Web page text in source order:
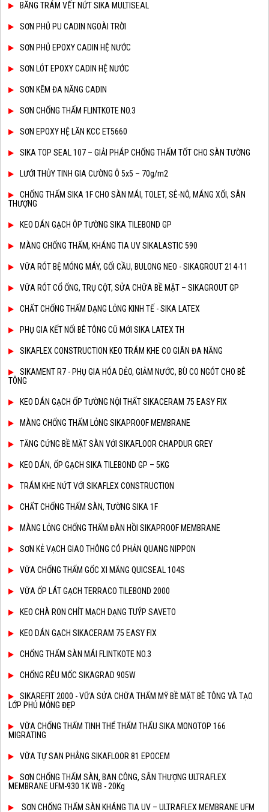
BĂNG TRÁM VẾT NỨT SIKA MULTISEAL
SƠN PHỦ PU CADIN NGOÀI TRỜI
SƠN PHỦ EPOXY CADIN HỆ NƯỚC
SƠN LÓT EPOXY CADIN HỆ NƯỚC
SƠN KẼM ĐA NĂNG CADIN
SƠN CHỐNG THẤM FLINTKOTE NO.3
SƠN EPOXY HỆ LĂN KCC ET5660
SIKA TOP SEAL 107 – GIẢI PHÁP CHỐNG THẤM TỐT CHO SÀN TƯỜNG
LƯỚI THỦY TINH GIA CƯỜNG Ô 5x5 – 70g/m2
CHỐNG THẤM SIKA 1F CHO SÀN MÁI, TOLET, SÊ-NÔ, MÁNG XỐI, SÂN
THƯỢNG
KEO DÁN GẠCH ÔP TƯỜNG SIKA TILEBOND GP
MÀNG CHỐNG THẤM, KHÁNG TIA UV SIKALASTIC 590
VỮA RÓT BỆ MÓNG MÁY, GỐI CẦU, BULONG NEO - SIKAGROUT 214-11
VỮA RÓT CỔ ỐNG, TRỤ CỘT, SỬA CHỮA BỀ MẶT – SIKAGROUT GP
CHẤT CHỐNG THẤM DẠNG LỎNG KINH TẾ - SIKA LATEX
PHỤ GIA KẾT NỐI BÊ TÔNG CŨ MỚI SIKA LATEX TH
SIKAFLEX CONSTRUCTION KEO TRÁM KHE CO GIÃN ĐA NĂNG
SIKAMENT R7 - PHỤ GIA HÓA DẺO, GIẢM NƯỚC, BÙ CO NGÓT CHO BÊ
TÔNG
KEO DÁN GẠCH ỐP TƯỜNG NỘI THẤT SIKACERAM 75 EASY FIX
MÀNG CHỐNG THẤM LỎNG SIKAPROOF MEMBRANE
TĂNG CỨNG BỀ MẶT SÀN VỚI SIKAFLOOR CHAPDUR GREY
KEO DÁN, ỐP GẠCH SIKA TILEBOND GP – 5KG
TRÁM KHE NỨT VỚI SIKAFLEX CONSTRUCTION
CHẤT CHỐNG THẤM SÀN, TƯỜNG SIKA 1F
MÀNG LỎNG CHỐNG THẤM ĐÀN HỒI SIKAPROOF MEMBRANE
SƠN KẺ VẠCH GIAO THÔNG CÓ PHẢN QUANG NIPPON
VỮA CHỐNG THẤM GỐC XI MĂNG QUICSEAL 104S
VỮA ỐP LÁT GẠCH TERRACO TILEBOND 2000
KEO CHÀ RON CHÍT MẠCH DẠNG TUÝP SAVETO
KEO DÁN GẠCH SIKACERAM 75 EASY FIX
CHỐNG THẤM SÀN MÁI FLINTKOTE NO.3
CHỐNG RÊU MỐC SIKAGRAD 905W
SIKAREFIT 2000 - VỮA SỬA CHỮA THẨM MỸ BỀ MẶT BÊ TÔNG VÀ TẠO
LỚP PHỦ MỎNG ĐẸP
VỮA CHỐNG THẤM TINH THỂ THẨM THẤU SIKA MONOTOP 166
MIGRATING
VỮA TỰ SAN PHẲNG SIKAFLOOR 81 EPOCEM
SƠN CHỐNG THẤM SÀN, BAN CÔNG, SÂN THƯỢNG ULTRAFLEX
MEMBRANE UFM-930 1K WB - 20Kg
SƠN CHỐNG THẤM SÀN KHÁNG TIA UV – ULTRAFLEX MEMBRANE UFM